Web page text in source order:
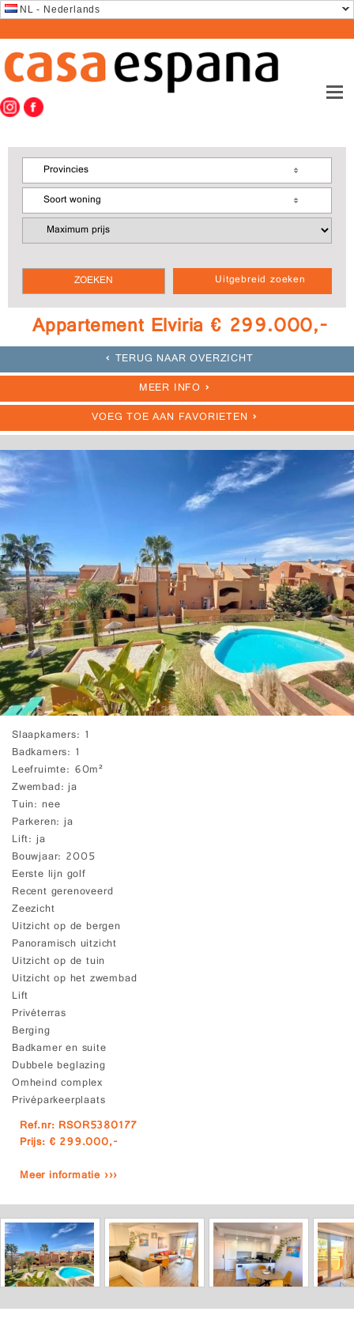
NL - Nederlands
Uitgebreid zoeken
Provincies
Soort woning
Appartement Elviria € 299.000,-
TERUG NAAR OVERZICHT
MEER INFO
VOEG TOE AAN FAVORIETEN
Slaapkamers 1
Badkamers 1
Leefruimte 60m²
Zwembad ja
Tuin nee
Parkeren ja
Lift ja
Bouwjaar 2005
Eerste lijn golf
Recent gerenoveerd
Zeezicht
Uitzicht op de bergen
Panoramisch uitzicht
Uitzicht op de tuin
Uitzicht op het zwembad
Lift
Privéterras
Berging
Badkamer en suite
Dubbele beglazing
Omheind complex
Privéparkeerplaats
Ref.nr: RSOR5380177
Prijs: € 299.000,-
Meer informatie ›››